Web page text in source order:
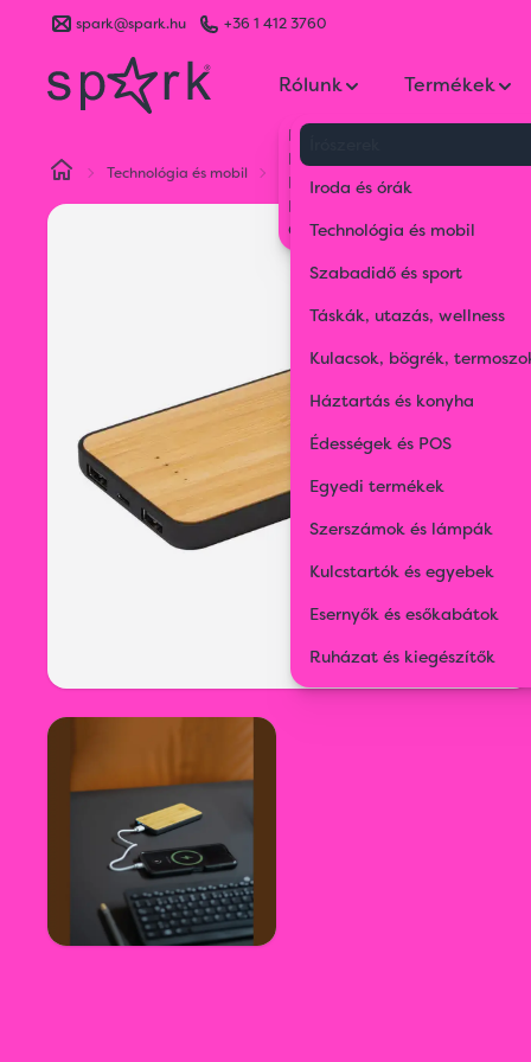
spark@spark.hu +36 1 412 3760
Rólunk
Kik vagyunk
Kapcsolat
Blog
Karrier
Gyakran Ismételt Kérdések
Termékek
Iroda és órák
Technológia és mobil
Szabadidő és sport
Táskák, utazás, wellness
Kulacsok, bögrék,
Háztartás és konyha
Édességek és POS
Egyedi termékek
Szerszámok és lámpák
Kulcstartók és egyebek
Esernyők és esőkabátok
Ruházat és kiegészítők
Technológia és mobil Powerbankok